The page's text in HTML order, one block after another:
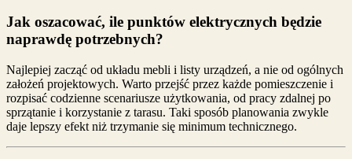
Jak oszacować, ile punktów elektrycznych będzie
naprawdę potrzebnych?
Najlepiej zacząć od układu mebli i listy urządzeń, a nie od ogólnych
założeń projektowych. Warto przejść przez każde pomieszczenie i
rozpisać codzienne scenariusze użytkowania, od pracy zdalnej po
sprzątanie i korzystanie z tarasu. Taki sposób planowania zwykle
daje lepszy efekt niż trzymanie się minimum technicznego.